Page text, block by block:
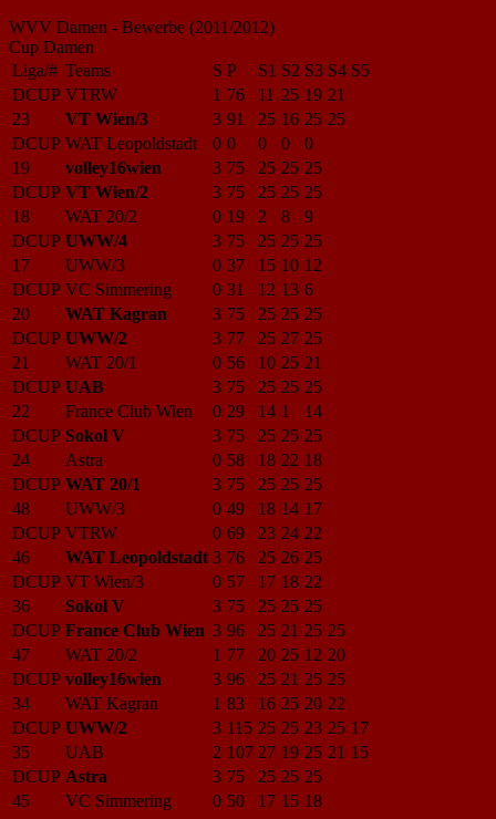
WVV Damen - Bewerbe (2011/2012)
Cup Damen
Liga/# Teams S P S1 S2 S3 S4 S5
DCUP VTRW 1 76 11 25 19 21
23
VT Wien/3 3 91 25 16 25 25
DCUP WAT Leopoldstadt 0 0 0 0
0
19
volley16wien 3 75 25 25 25
DCUP VT Wien/2 3 75 25 25 25
18
WAT 20/2 0 19 2 8
9
DCUP UWW/4 3 75 25 25 25
17
UWW/3 0 37 15 10 12
DCUP VC Simmering 0 31 12 13 6
20
WAT Kagran 3 75 25 25 25
DCUP UWW/2 3 77 25 27 25
21
WAT 20/1 0 56 10 25 21
DCUP UAB 3 75 25 25 25
22
France Club Wien 0 29 14 1
14
DCUP Sokol V 3 75 25 25 25
24
Astra 0 58 18 22 18
DCUP WAT 20/1 3 75 25 25 25
48
UWW/3 0 49 18 14 17
DCUP VTRW 0 69 23 24 22
46
WAT Leopoldstadt 3 76 25 26 25
DCUP VT Wien/3 0 57 17 18 22
36
Sokol V 3 75 25 25 25
DCUP France Club Wien 3 96 25 21 25 25
47
WAT 20/2 1 77 20 25 12 20
DCUP volley16wien 3 96 25 21 25 25
34
WAT Kagran 1 83 16 25 20 22
DCUP UWW/2 3 115 25 25 23 25 17
35
UAB 2 107 27 19 25 21 15
DCUP Astra 3 75 25 25 25
45
VC Simmering 0 50 17 15 18